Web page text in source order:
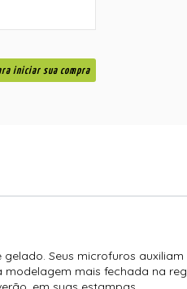
iniciar sua compra
Seus microfuros
mais fechada na